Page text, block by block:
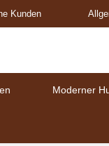
Kunden
Moderner